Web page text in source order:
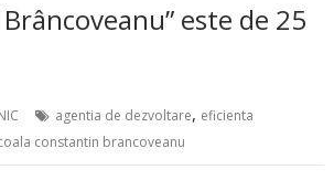
este de 25
agentia de dezvoltare, eficienta
constantin brancoveanu